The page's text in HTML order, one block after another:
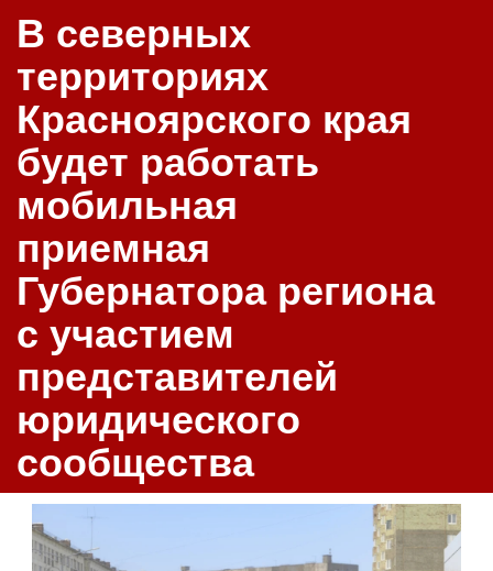
В северных
территориях
Красноярского края
будет работать
мобильная
приемная
Губернатора региона
с участием
представителей
юридического
сообщества